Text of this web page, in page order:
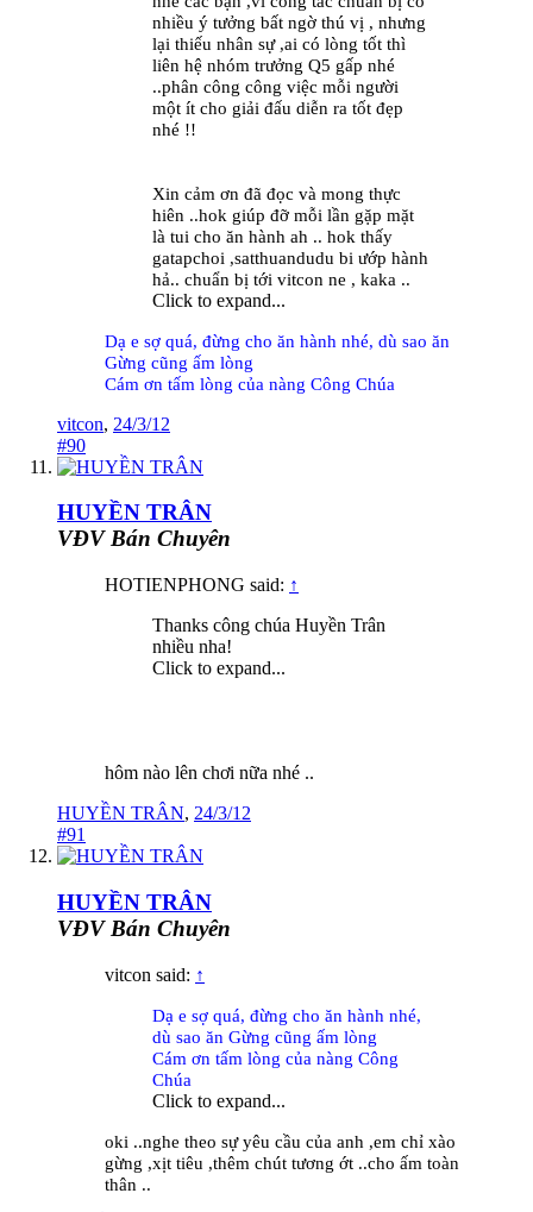
nhiều ý tưởng bất ngờ thú vị , nhưng
lại thiếu nhân sự ,ai có lòng tốt thì
liên hệ nhóm trưởng Q5 gấp nhé
..phân công công việc mỗi người
một ít cho giải đấu diễn ra tốt đẹp
nhé !!
Xin cảm ơn đã đọc và mong thực
hiên ..hok giúp đỡ mỗi lần gặp mặt
là tui cho ăn hành ah .. hok thấy
gatapchoi ,satthuandudu bi ướp hành
hả.. chuẩn bị tới vitcon ne , kaka ..
Click to expand...
Dạ e sợ quá, đừng cho ăn hành nhé, dù sao ăn
Gừng cũng ấm lòng
Cám ơn tấm lòng của nàng Công Chúa
vitcon, 24/3/12
#90
HUYỀN TRÂN
VĐV Bán Chuyên
HOTIENPHONG said: ↑
Thanks công chúa Huyền Trân
nhiều nha!
Click to expand...
hôm nào lên chơi nữa nhé ..
HUYỀN TRÂN, 24/3/12
#91
HUYỀN TRÂN
VĐV Bán Chuyên
vitcon said: ↑
Dạ e sợ quá, đừng cho ăn hành nhé,
dù sao ăn Gừng cũng ấm lòng
Cám ơn tấm lòng của nàng Công
Chúa
Click to expand...
oki ..nghe theo sự yêu cầu của anh ,em chỉ xào
gừng ,xịt tiêu ,thêm chút tương ớt ..cho ấm toàn
thân ..